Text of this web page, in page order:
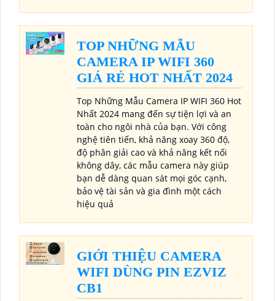
TOP NHỮNG MẪU
CAMERA IP WIFI 360
GIÁ RẺ HOT NHẤT 2024
Top Những Mẫu Camera IP WIFI 360 Hot
Nhất 2024 mang đến sự tiện lợi và an
toàn cho ngôi nhà của bạn. Với công
nghệ tiên tiến, khả năng xoay 360 độ,
độ phân giải cao và khả năng kết nối
không dây, các mẫu camera này giúp
bạn dễ dàng quan sát mọi góc cạnh,
bảo vệ tài sản và gia đình một cách
hiệu quả
GIỚI THIỆU CAMERA
WIFI DÙNG PIN EZVIZ
CB1